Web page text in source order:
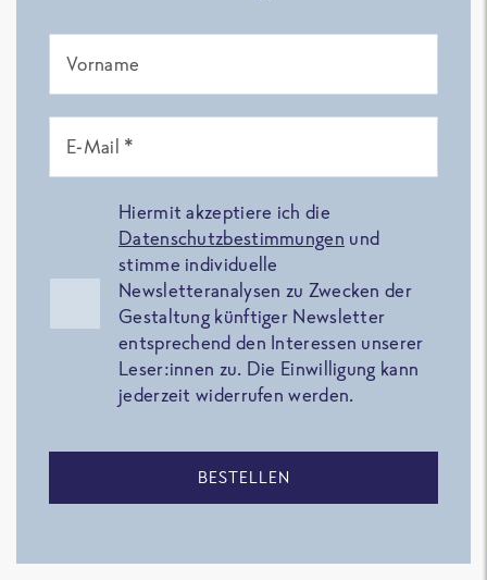
Vorname
E-Mail *
Hiermit akzeptiere ich die
Datenschutzbestimmungen und
stimme individuelle
Newsletteranalysen zu Zwecken der
Gestaltung künftiger Newsletter
entsprechend den Interessen unserer
Leser:innen zu. Die Einwilligung kann
jederzeit widerrufen werden.
BESTELLEN